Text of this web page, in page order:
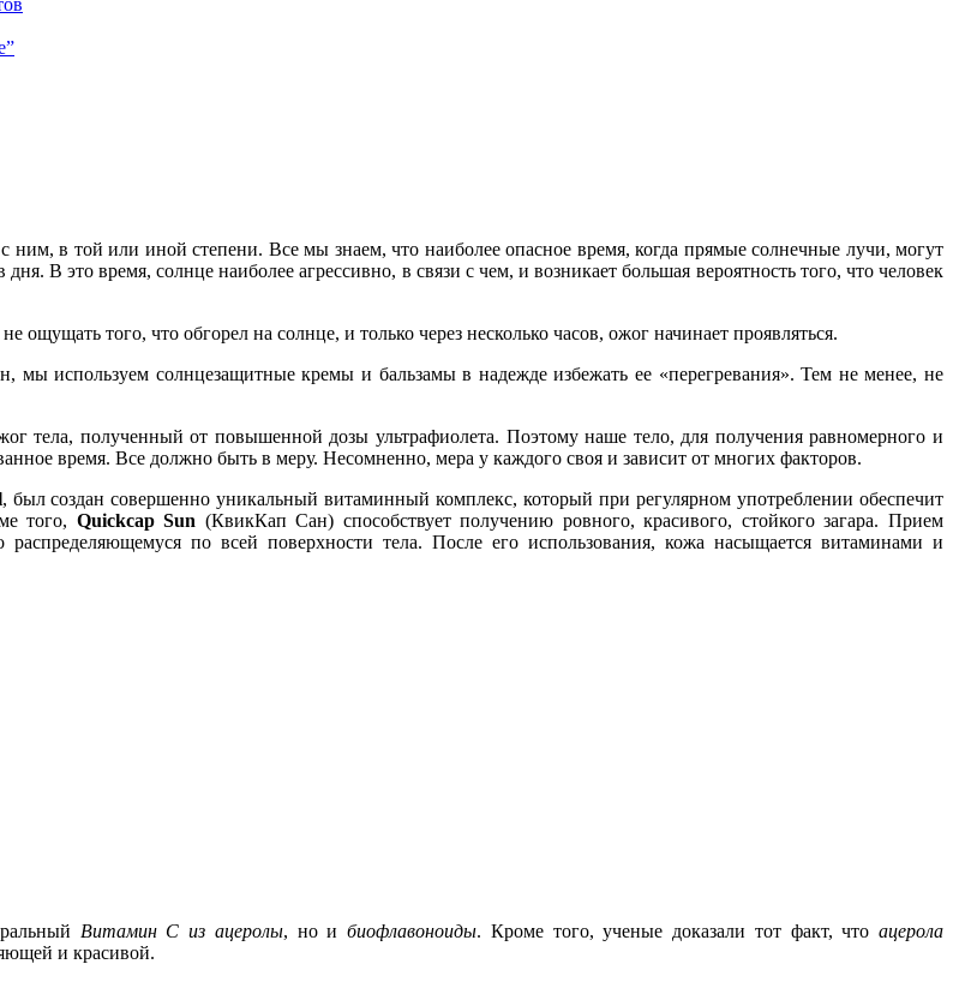
ним, в той или иной степени. Все мы знаем, что наиболее опасное время, когда прямые солнечные лучи, могут
В это время, солнце наиболее агрессивно, в связи с чем, и возникает большая вероятность того, что человек
того, что обгорел на солнце, и только через несколько часов, ожог начинает проявляться.
мы используем солнцезащитные кремы и бальзамы в надежде избежать ее «перегревания». Тем не менее, не
тела, полученный от повышенной дозы ультрафиолета. Поэтому наше тело, для получения равномерного и
время. Все должно быть в меру. Несомненно, мера у каждого своя и зависит от многих факторов.
, был создан совершенно уникальный витаминный комплекс, который при регулярном употреблении обеспечит
того, Quickcap Sun (КвикКап Сан) способствует получению ровного, красивого, стойкого загара. Прием
по всей поверхности тела. После его использования, кожа насыщается витаминами и
Витамин С из ацеролы, но ибиофлавоноиды. Кроме того, ученые доказали тот факт, чтоацерола
и красивой.